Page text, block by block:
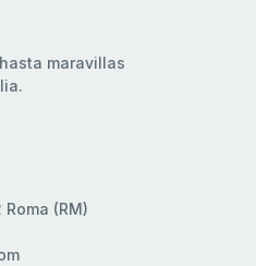
maravillas
(RM)